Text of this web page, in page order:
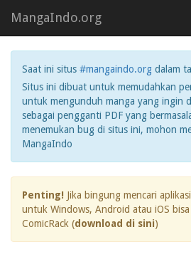
MangaIndo.org
Saat ini situs #mangaindo.org dalam
Situs ini dibuat untuk memudahkan
untuk mengunduh manga yang ingin
sebagai pengganti PDF yang
menemukan bug di situs ini, mohon
MangaIndo
Penting! Jika bingung mencari
untuk Windows, Android atau iOS
ComicRack (download di sini)